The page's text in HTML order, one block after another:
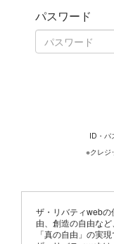
パスワード
ID・パ
※クレジ
ザ・リバティwebの
由、創造の自由な
「真の自由」の実現